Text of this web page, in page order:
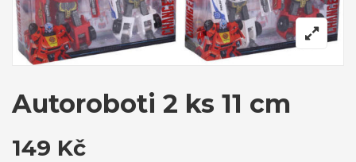
Autoroboti 2 ks 11 cm
149 Kč